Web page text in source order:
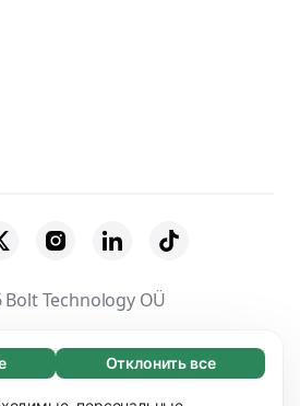
(65)
для того, чтобы вы
Отклонить все
Technology OÜ
соглашение
Файлы cookies